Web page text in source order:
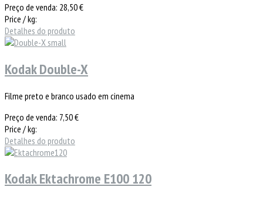
Preço de venda: 28,50 €
Price / kg:
Detalhes do produto
Kodak Double-X
Filme preto e branco usado em cinema
Preço de venda: 7,50 €
Price / kg:
Detalhes do produto
Kodak Ektachrome E100 120